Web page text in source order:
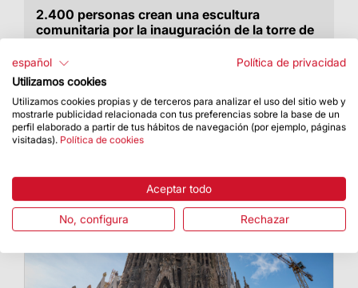
2.400 personas crean una escultura
comunitaria por la inauguración de la torre de
El día 13 de diciembre se inauguró la pieza
artística colaborativa del proyecto social
español
Política de privacidad
Utilizamos cookies
Utilizamos cookies propias y de terceros para analizar el uso del sitio web y
mostrarle publicidad relacionada con tus preferencias sobre la base de un
perfil elaborado a partir de tus hábitos de navegación (por ejemplo, páginas
visitadas). Política de cookies
Aceptar todo
No, configura Rechazar